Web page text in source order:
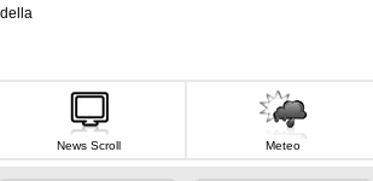
News Scroll Meteo